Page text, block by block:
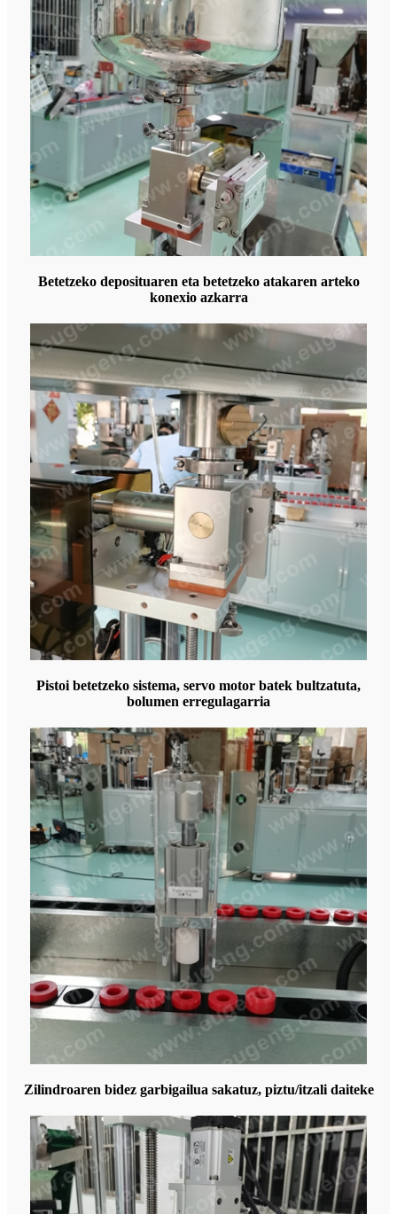
Betetzeko deposituaren eta betetzeko atakaren arteko
konexio azkarra
Pistoi betetzeko sistema, servo motor batek bultzatuta,
bolumen erregulagarria
Zilindroaren bidez garbigailua sakatuz, piztu/itzali daiteke